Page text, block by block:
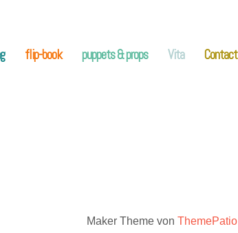
flip-book puppets & props Vita Contact
Maker Theme von ThemePatio